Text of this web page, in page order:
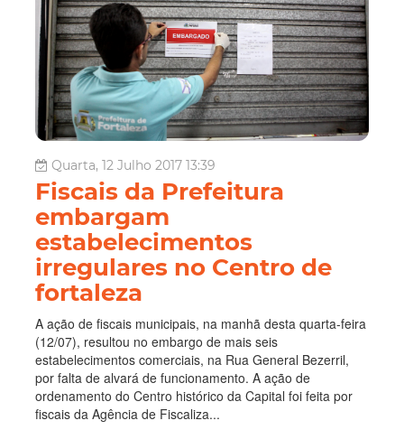
Quarta, 12 Julho 2017 13:39
Fiscais da Prefeitura
embargam
estabelecimentos
irregulares no Centro de
fortaleza
A ação de fiscais municipais, na manhã desta quarta-feira
(12/07), resultou no embargo de mais seis
estabelecimentos comerciais, na Rua General Bezerril,
por falta de alvará de funcionamento. A ação de
ordenamento do Centro histórico da Capital foi feita por
fiscais da Agência de Fiscaliza...